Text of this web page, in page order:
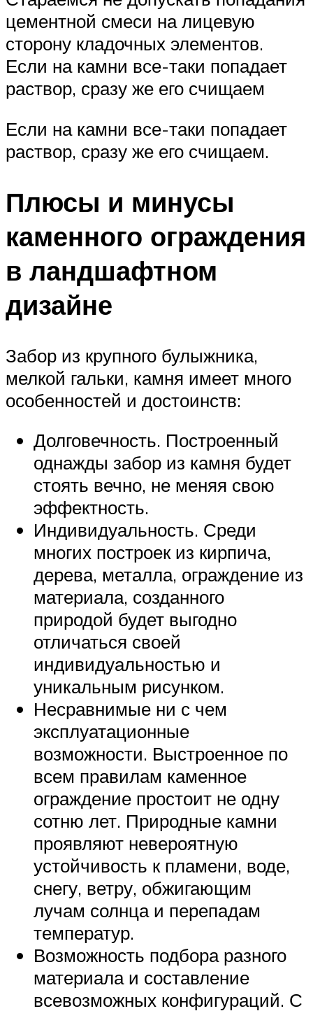
цементной смеси на лицевую
сторону кладочных элементов.
Если на камни все-таки попадает
раствор, сразу же его счищаем
Если на камни все-таки попадает
раствор, сразу же его счищаем.
Плюсы и минусы
каменного ограждения
в ландшафтном
дизайне
Забор из крупного булыжника,
мелкой гальки, камня имеет много
особенностей и достоинств:
Долговечность. Построенный
однажды забор из камня будет
стоять вечно, не меняя свою
эффектность.
Индивидуальность. Среди
многих построек из кирпича,
дерева, металла, ограждение из
материала, созданного
природой будет выгодно
отличаться своей
индивидуальностью и
уникальным рисунком.
Несравнимые ни с чем
эксплуатационные
возможности. Выстроенное по
всем правилам каменное
ограждение простоит не одну
сотню лет. Природные камни
проявляют невероятную
устойчивость к пламени, воде,
снегу, ветру, обжигающим
лучам солнца и перепадам
температур.
Возможность подбора разного
материала и составление
всевозможных конфигураций. С